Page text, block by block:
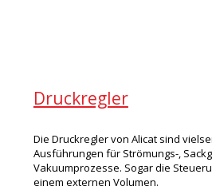
Druckregler
Die Druckregler von Alicat sind
Ausführungen für Strömungs-,
Vakuumprozesse. Sogar die
einem externen Volumen.